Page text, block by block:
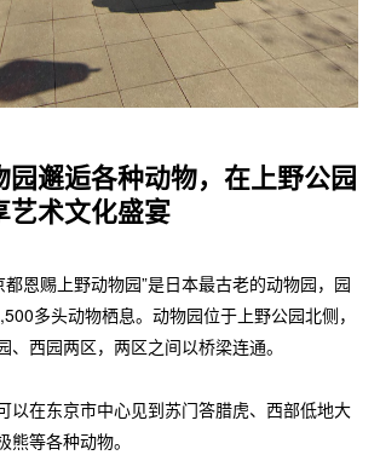
园邂逅各种动物，在上野公园
艺术文化盛宴
恩赐上野动物园”是日本最古老的动物园，园
多头动物栖息。动物园位于上野公园北侧，
、西园两区，两区之间以桥梁连通。
以在东京市中心见到苏门答腊虎、西部低地大
等各种动物。